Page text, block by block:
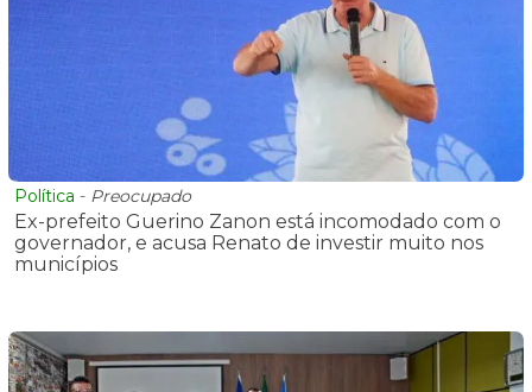
Política - Preocupado
Ex-prefeito Guerino Zanon está incomodado com o
governador, e acusa Renato de investir muito nos
municípios